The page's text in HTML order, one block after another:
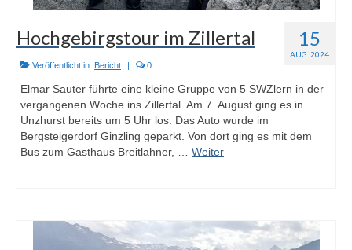
15
AUG. 2024
Hochgebirgstour im Zillertal
Veröffentlicht in: Bericht 0
Elmar Sauter führte eine kleine Gruppe von 5 SWZlern in der
vergangenen Woche ins Zillertal. Am 7. August ging es in
Unzhurst bereits um 5 Uhr los. Das Auto wurde im
Bergsteigerdorf Ginzling geparkt. Von dort ging es mit dem
Bus zum Gasthaus Breitlahner, … Weiter